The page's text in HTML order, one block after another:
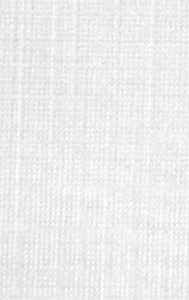
4